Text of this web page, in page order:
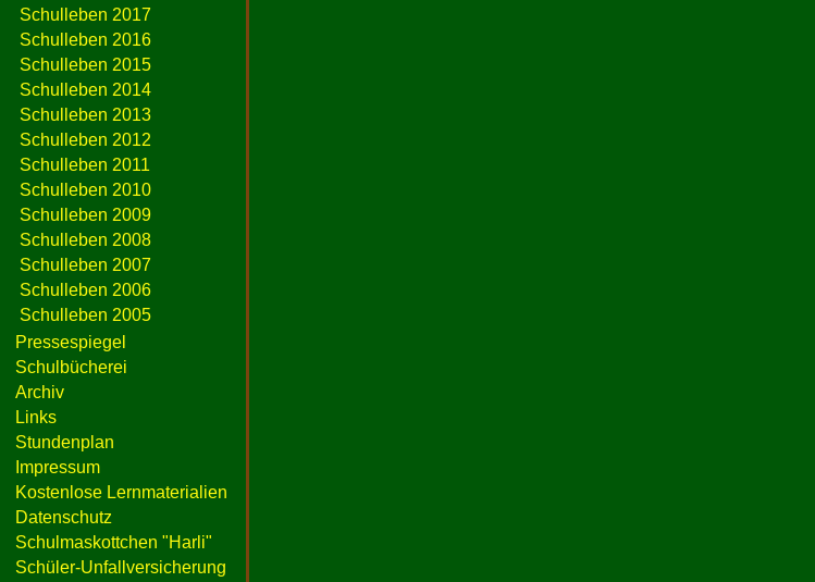
Schulleben 2017
Schulleben 2016
Schulleben 2015
Schulleben 2014
Schulleben 2013
Schulleben 2012
Schulleben 2011
Schulleben 2010
Schulleben 2009
Schulleben 2008
Schulleben 2007
Schulleben 2006
Schulleben 2005
Pressespiegel
Schulbücherei
Archiv
Links
Stundenplan
Impressum
Kostenlose Lernmaterialien
Datenschutz
Schulmaskottchen "Harli"
Schüler-Unfallversicherung